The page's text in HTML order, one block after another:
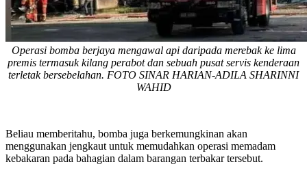
Operasi bomba berjaya mengawal api daripada merebak ke lima
premis termasuk kilang perabot dan sebuah pusat servis kenderaan
terletak bersebelahan. FOTO SINAR HARIAN-ADILA SHARINNI
WAHID
Beliau memberitahu, bomba juga berkemungkinan akan
menggunakan jengkaut untuk memudahkan operasi memadam
kebakaran pada bahagian dalam barangan terbakar tersebut.